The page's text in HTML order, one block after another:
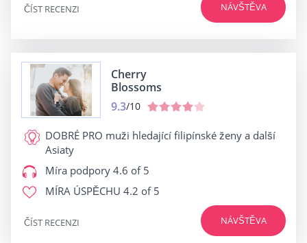
NÁVŠTĚVA
ČÍST RECENZI
Cherry
Blossoms
9.3/10
DOBRÉ PRO muži hledající filipínské ženy a další
Asiaty
Míra podpory 4.6 of 5
MÍRA ÚSPĚCHU 4.2 of 5
NÁVŠTĚVA
ČÍST RECENZI